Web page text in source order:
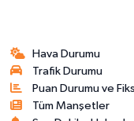
Hava Durumu
Trafik Durumu
Puan Durumu ve
Tüm Manşetler